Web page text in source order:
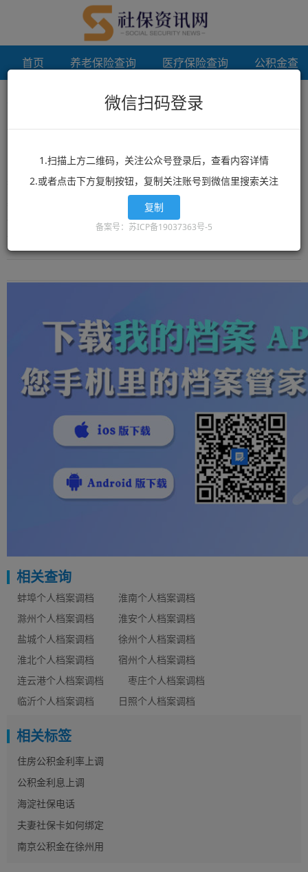
首页 养老保险查询 医疗保险查询 公积金查
宿迁个人档案调档
宿迁个人档案调档
想了解宿迁个人档案调档？宿迁个人档案调档相关政策？宿迁个人档
案调档最新消息？就来12333社保查询网！这里有全网最丰富的精品
宿迁个人档案调档相关文章资讯，宿迁个人档案调档的最新信息可以
相关查询
蚌埠个人档案调档
淮南个人档案调档
滁州个人档案调档
淮安个人档案调档
盐城个人档案调档
徐州个人档案调档
淮北个人档案调档
宿州个人档案调档
连云港个人档案调档
枣庄个人档案调档
临沂个人档案调档
日照个人档案调档
相关标签
住房公积金利率上调
公积金利息上调
海淀社保电话
夫妻社保卡如何绑定
南京公积金在徐州用
微信扫码登录
1.扫描上方二维码，关注公众号登录后，查看内容详情
2.或者点击下方复制按钮，复制关注账号到微信里搜索关注
复制
备案号：苏ICP备19037363号-5